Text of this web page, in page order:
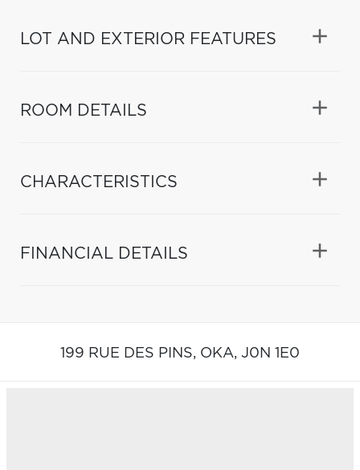
LOT AND EXTERIOR FEATURES
ROOM DETAILS
CHARACTERISTICS
FINANCIAL DETAILS
199 RUE DES PINS, OKA, J0N 1E0